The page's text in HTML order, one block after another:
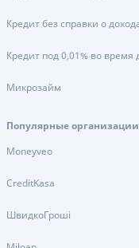
Кредит без справки о
Кредит под 0,01% во время
Микрозайм
Популярные организации
Moneyveo
CreditKasa
ШвидкоГроші